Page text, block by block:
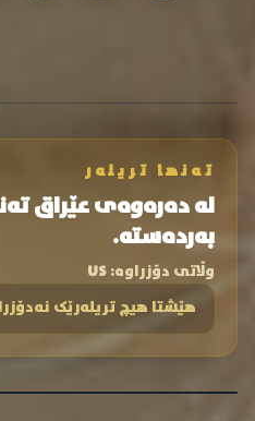
تەنها تریلەر
لە دەرەوەی عێراق
بەردەستە.
وڵاتی دۆزراوە:US
هێشتا هیچ تریلەرێک